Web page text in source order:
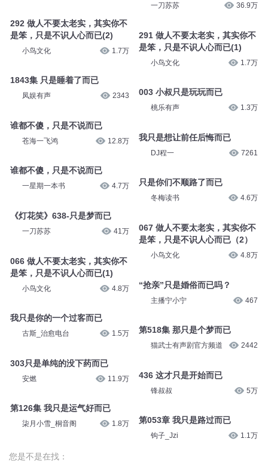
292 做人不要太老实，其实你不
是笨，只是不识人心而已(2)
小鸟文化 1.7万
1843集 只是睡着了而已
凤娱有声 2343
谁都不傻，只是不说而已
苍海一飞鸿 12.8万
谁都不傻，只是不说而已
一星期一本书 4.7万
《灯花笑》638-只是梦而已
一刀苏苏 41万
066 做人不要太老实，其实你不
是笨，只是不识人心而已(1)
小鸟文化 4.8万
我只是你的一个过客而已
古斯_治愈电台 1.5万
303只是单纯的没下药而已
安燃 11.9万
第126集 我只是运气好而已
柒月小雪_桐音阁 1.8万
一刀苏苏 36.9万
291 做人不要太老实，其实你不
是笨，只是不识人心而已(1)
小鸟文化 1.7万
003 小叔只是玩玩而已
桃乐有声 1.3万
我只是想让前任后悔而已
DJ程一 7261
只是你们不顺路了而已
冬梅读书 4.6万
067 做人不要太老实，其实你不
是笨，只是不识人心而已（2）
小鸟文化 4.8万
“抢亲”只是婚俗而已吗？
主播宁小宁 467
第518集 那只是个梦而已
猫武士有声剧官方频道 2442
436 这才只是开始而已
锋叔叔 5万
第053章 我只是路过而已
钩子_Jzi 1.1万
您是不是在找：